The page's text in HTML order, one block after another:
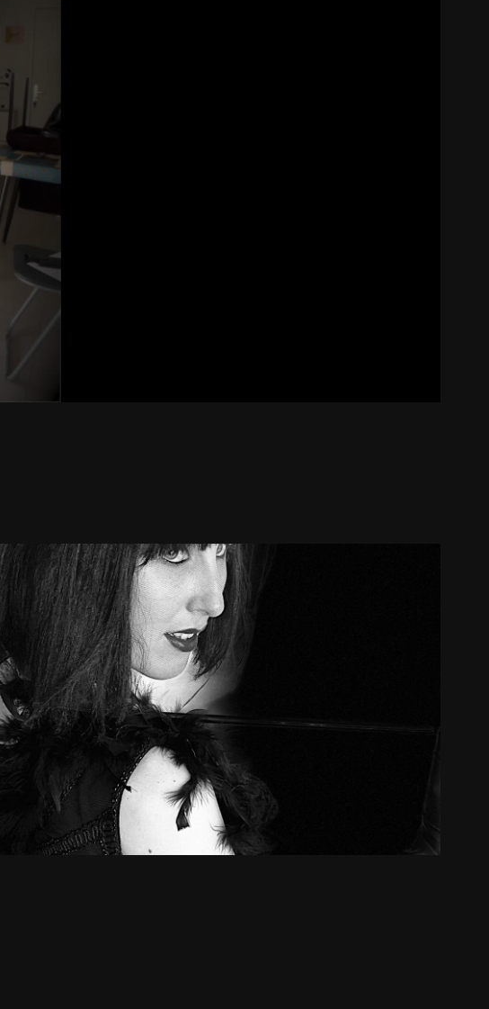
Quoi - Jane Birkin - ( Reprise Sophie Descamps )
2022